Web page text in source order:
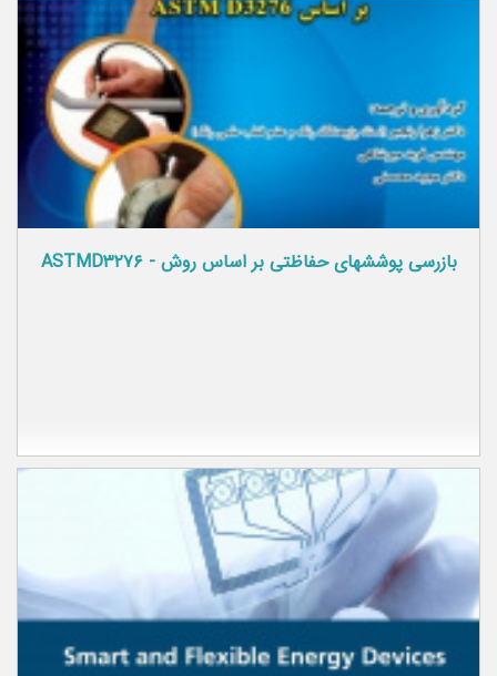
بازرسی پوشش­های حفاظتی بر اساس روش - ASTMD۳۲۷۶